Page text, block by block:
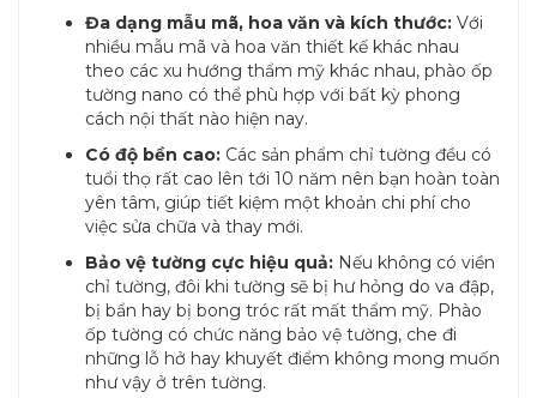
Đa dạng mẫu mã, hoa văn và kích thước: Với
nhiều mẫu mã và hoa văn thiết kế khác nhau
theo các xu hướng thẩm mỹ khác nhau, phào ốp
tường nano có thể phù hợp với bất kỳ phong
cách nội thất nào hiện nay.
Có độ bền cao: Các sản phẩm chỉ tường đều có
tuổi thọ rất cao lên tới 10 năm nên bạn hoàn toàn
yên tâm, giúp tiết kiệm một khoản chi phí cho
việc sửa chữa và thay mới.
Bảo vệ tường cực hiệu quả: Nếu không có viền
chỉ tường, đôi khi tường sẽ bị hư hỏng do va đập,
bị bẩn hay bị bong tróc rất mất thẩm mỹ. Phào
ốp tường có chức năng bảo vệ tường, che đi
những lỗ hở hay khuyết điểm không mong muốn
như vậy ở trên tường.